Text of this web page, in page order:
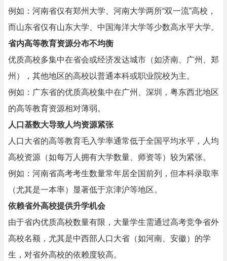
例如：河南省仅有郑州大学、河南大学两所“双一流”高校，
而山东省仅有山东大学、中国海洋大学等少数高水平大学。
省内高等教育资源分布不均衡
优质高校多集中在省会或经济发达城市（如济南、广州、郑
州），其他地区的高校以普通本科或职业院校为主。
例如：广东省的优质高校集中在广州、深圳，粤东西北地区
的高等教育资源相对薄弱。
人口基数大导致人均资源紧张
人口大省的高等教育毛入学率通常低于全国平均水平，人均
高校资源（如每万人拥有大学数量、师资等）较为紧张。
例如：河南省高考考生数量常年居全国前列，但本科录取率
（尤其是一本率）显著低于京津沪等地区。
依赖省外高校提供升学机会
由于省内优质高校数量有限，大量学生需通过高考竞争省外
高校名额，尤其是中西部人口大省（如河南、安徽）的学
生，对省外高校的依赖度较高。